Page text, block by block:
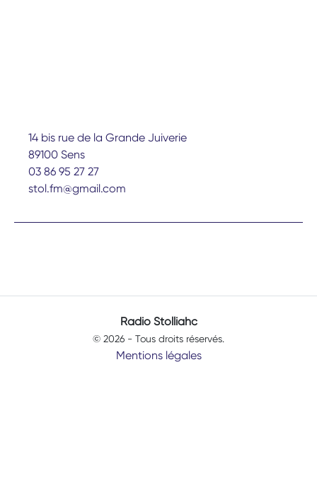
14 bis rue de la Grande Juiverie
89100 Sens
03 86 95 27 27
stol.fm@gmail.com
Radio Stolliahc
© 2026 - Tous droits réservés.
Mentions légales